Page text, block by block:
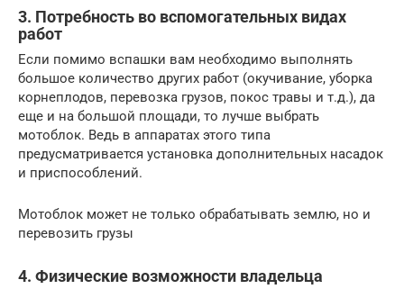
3. Потребность во вспомогательных видах
работ
Если помимо вспашки вам необходимо выполнять
большое количество других работ (окучивание, уборка
корнеплодов, перевозка грузов, покос травы и т.д.), да
еще и на большой площади, то лучше выбрать
мотоблок. Ведь в аппаратах этого типа
предусматривается установка дополнительных насадок
и приспособлений.
Мотоблок может не только обрабатывать землю, но и
перевозить грузы
4. Физические возможности владельца